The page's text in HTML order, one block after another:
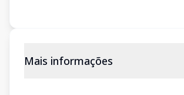
Mais informações